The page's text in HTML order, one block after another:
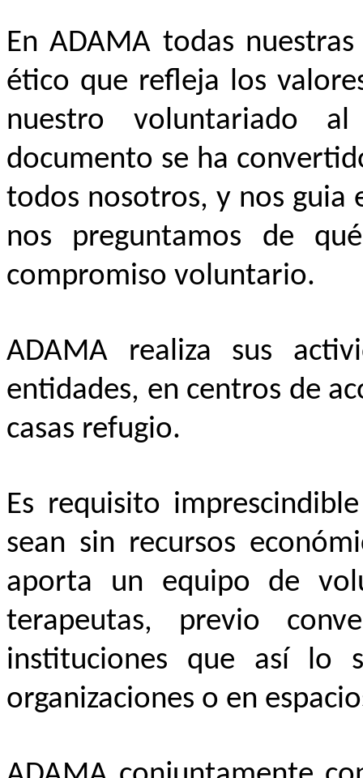
En ADAMA todas
ético que refleja los
nuestro voluntariado
documento se ha
todos nosotros, y nos guia
nos preguntamos de
compromiso voluntario.
ADAMA realiza sus
entidades, en centros de
casas refugio.
Es requisito
sean sin recursos
aporta un equipo de
terapeutas, previo
instituciones que así lo
organizaciones o en